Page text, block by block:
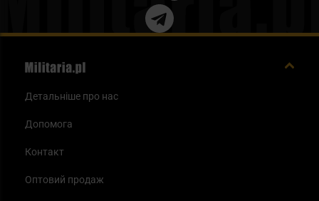
Детальніше про нас
Допомога
Контакт
Оптовий продаж